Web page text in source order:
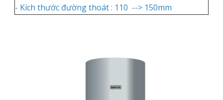
- Kích thước đường thoát : 110 --> 150mm